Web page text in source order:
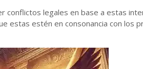
conflictos legales en base a estas
estas estén en consonancia con los